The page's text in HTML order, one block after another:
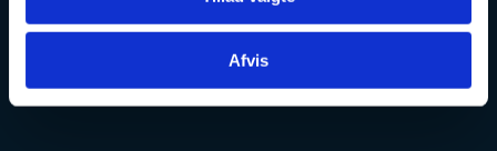
Afvis
Uddannelses- og Forskningsstyrelsen